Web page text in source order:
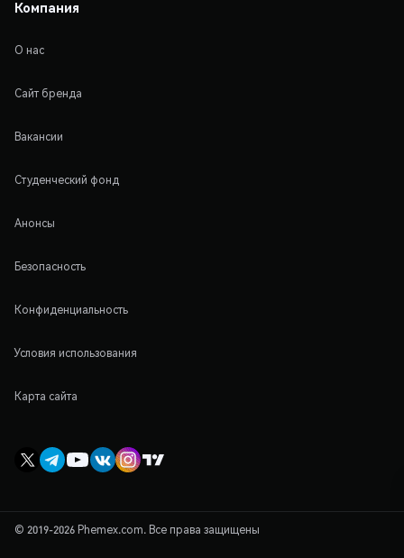
Компания
О нас
Сайт бренда
Вакансии
Студенческий фонд
Анонсы
Безопасность
Конфиденциальность
Условия использования
Карта сайта
© 2019-2026 Phemex.com. Все права защищены